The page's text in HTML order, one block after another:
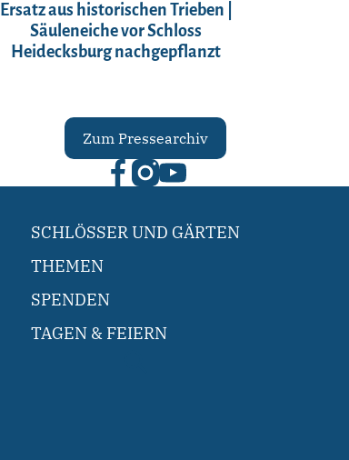
Ersatz aus historischen Trieben |
Säuleneiche vor Schloss
Heidecksburg nachgepflanzt
Zum Pressearchiv
SCHLÖSSER UND GÄRTEN
THEMEN
SPENDEN
TAGEN & FEIERN